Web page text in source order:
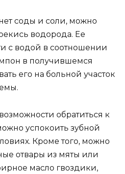
соды и соли, можно
водорода. Ее
с водой в соотношении
в получившемся
его на больной участок
обратиться к
успокоить зубной
Кроме того, можно
отвары из мяты или
масло гвоздики,